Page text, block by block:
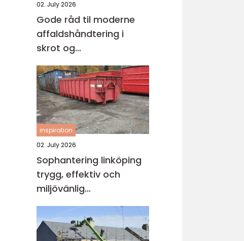
02. July 2026
Gode råd til moderne
affaldshåndtering i
skrot og
affaldsbranchen
inspiration
02. July 2026
Sophantering linköping
trygg, effektiv och
miljövänlig
avfallshantering